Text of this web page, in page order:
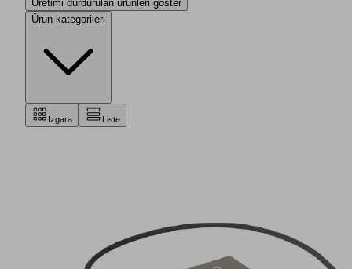
Üretimi durdurulan ürünleri göster
Ürün kategorileri
Izgara Liste